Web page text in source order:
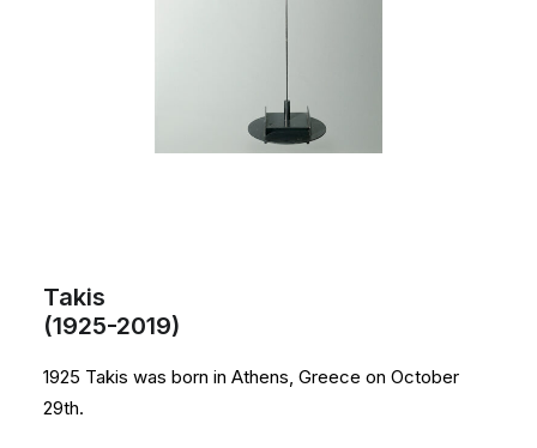
Takis
(1925-2019)
1925 Takis was born in Athens, Greece on October
29th.